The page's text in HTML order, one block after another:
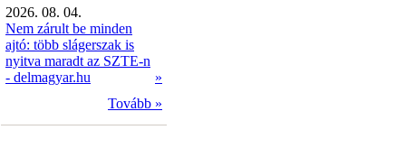
2026. 08. 04.
Nem zárult be minden
ajtó: több slágerszak is
nyitva maradt az SZTE-n
- delmagyar.hu
»
Tovább »